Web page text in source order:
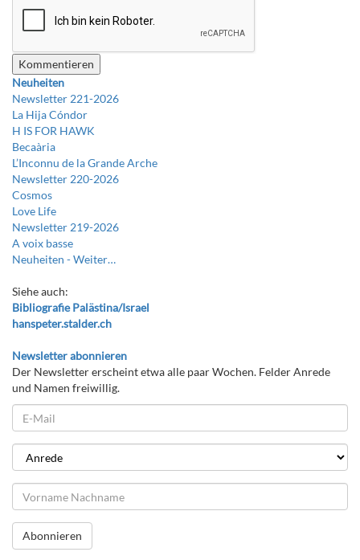
Neuheiten
Newsletter 221-2026
La Hija Cóndor
H IS FOR HAWK
Becaària
L’Inconnu de la Grande Arche
Newsletter 220-2026
Cosmos
Love Life
Newsletter 219-2026
A voix basse
Neuheiten -Weiter…
Siehe auch:
Bibliografie Palästina/Israel
hanspeter.stalder.ch
Newsletter abonnieren
Der Newsletter erscheint etwa alle paar Wochen. Felder Anrede
und Namen freiwillig.
Abonnieren